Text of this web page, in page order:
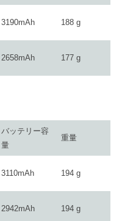
3190mAh 188 g
2658mAh 177 g
バッテリー容
量
重量
3110mAh 194 g
2942mAh 194 g